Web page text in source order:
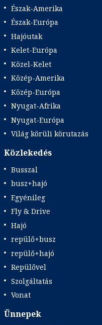
Észak-Amerika
Észak-Európa
Hajóutak
Kelet-Európa
Közel-Kelet
Közép-Amerika
Közép-Európa
Nyugat-Afrika
Nyugat-Európa
Világ körüli körutazás
Közlekedés
Busszal
busz+hajó
Egyénileg
Fly & Drive
Hajó
repülő+busz
repülő+hajó
Repülővel
Szolgáltatás
Vonat
Ünnepek